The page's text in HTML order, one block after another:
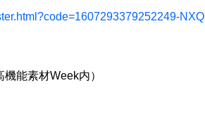
NXQ
能素材Week内）